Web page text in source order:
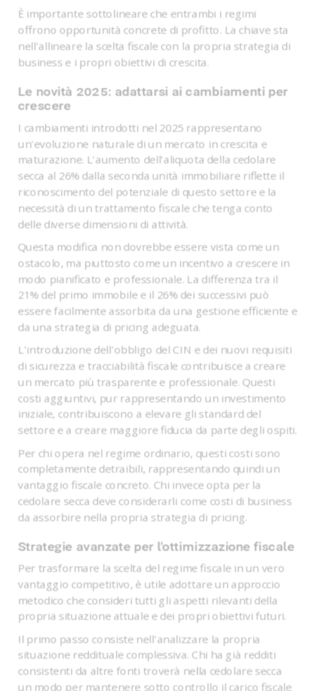
È importante sottolineare che entrambi i regimi
offrono opportunità concrete di profitto. La chiave sta
nell'allineare la scelta fiscale con la propria strategia di
business e i propri obiettivi di crescita.
Le novità 2025: adattarsi ai cambiamenti per
crescere
I cambiamenti introdotti nel 2025 rappresentano
un'evoluzione naturale di un mercato in crescita e
maturazione. L'aumento dell'aliquota della cedolare
secca al 26% dalla seconda unità immobiliare riflette il
riconoscimento del potenziale di questo settore e la
necessità di un trattamento fiscale che tenga conto
delle diverse dimensioni di attività.
Questa modifica non dovrebbe essere vista come un
ostacolo, ma piuttosto come un incentivo a crescere in
modo pianificato e professionale. La differenza tra il
21% del primo immobile e il 26% dei successivi può
essere facilmente assorbita da una gestione efficiente e
da una strategia di pricing adeguata.
L'introduzione dell'obbligo del CIN e dei nuovi requisiti
di sicurezza e tracciabilità fiscale contribuisce a creare
un mercato più trasparente e professionale. Questi
costi aggiuntivi, pur rappresentando un investimento
iniziale, contribuiscono a elevare gli standard del
settore e a creare maggiore fiducia da parte degli ospiti.
Per chi opera nel regime ordinario, questi costi sono
completamente detraibili, rappresentando quindi un
vantaggio fiscale concreto. Chi invece opta per la
cedolare secca deve considerarli come costi di business
da assorbire nella propria strategia di pricing.
Strategie avanzate per l'ottimizzazione fiscale
Per trasformare la scelta del regime fiscale in un vero
vantaggio competitivo, è utile adottare un approccio
metodico che consideri tutti gli aspetti rilevanti della
propria situazione attuale e dei propri obiettivi futuri.
Il primo passo consiste nell'analizzare la propria
situazione reddituale complessiva. Chi ha già redditi
consistenti da altre fonti troverà nella cedolare secca
un modo per mantenere sotto controllo il carico fiscale